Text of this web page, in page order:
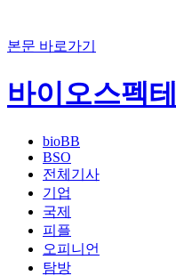
본문 바로가기
바이오스펙
bioBB
BSO
전체기사
기업
국제
피플
오피니언
탐방